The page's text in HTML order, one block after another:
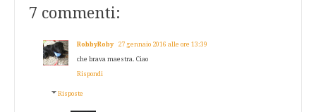
7 commenti:
RobbyRoby 27 gennaio 2016 alle ore 13:39
che brava maestra. Ciao
Rispondi
Risposte